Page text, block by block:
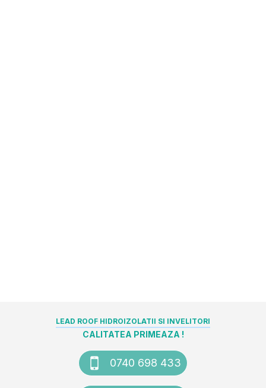
LEAD ROOF HIDROIZOLATII SI INVELITORI
CALITATEA PRIMEAZA !
0740 698 433